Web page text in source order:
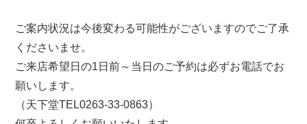
ご案内状況は今後変わる可能性がございますのでご了承
くださいませ。
ご来店希望日の1日前～当日のご予約は必ずお電話でお
願いします。
（天下堂TEL0263-33-0863）